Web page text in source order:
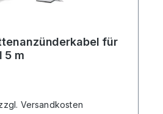
für
5 m
Versandkosten